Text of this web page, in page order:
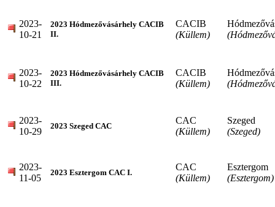
2023-
10-21
2023 Hódmezővásárhely CACIB
II.
CACIB
(Küllem)
2023-
10-22
2023 Hódmezővásárhely CACIB
III.
CACIB
(Küllem)
2023-
10-29
2023 Szeged CAC
CAC
(Küllem)
Szeged
(Szeged)
2023-
11-05
2023 Esztergom CAC I.
CAC
(Küllem)
Esztergom
(Esztergom)